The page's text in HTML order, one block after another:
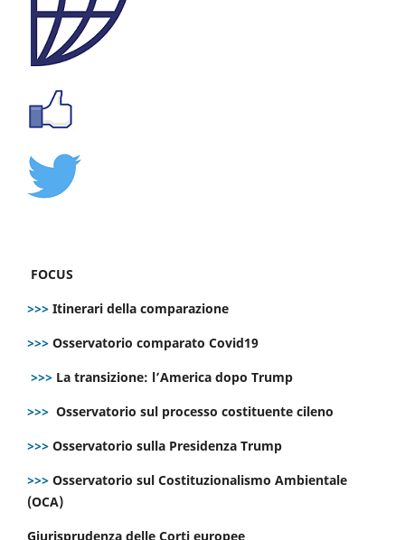
FOCUS
>>> Itinerari della comparazione
>>> Osservatorio comparato Covid19
>>> La transizione: l’America dopo Trump
>>> Osservatorio sul processo costituente cileno
>>> Osservatorio sulla Presidenza Trump
>>> Osservatorio sul Costituzionalismo Ambientale
(OCA)
Giurisprudenza delle Corti europee